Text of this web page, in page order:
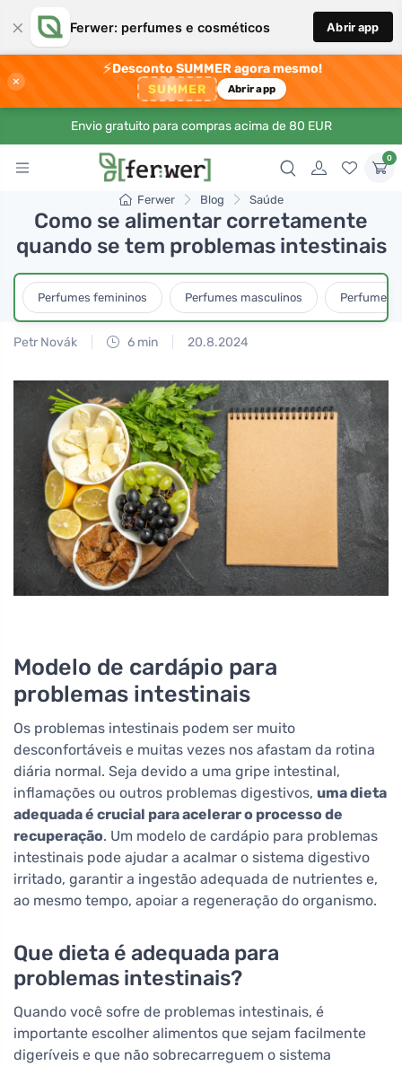
× Ferwer: perfumes e cosméticos Abrir app
×
⚡Desconto SUMMER agora mesmo!
SUMMER Abrir app
Envio gratuito para compras acima de 80 EUR
0
Ferwer Blog Saúde
Como se alimentar corretamente
quando se tem problemas intestinais
Perfumes femininos Perfumes masculinos Perfumes
Petr Novák 6 min 20.8.2024
Modelo de cardápio para
problemas intestinais
Os problemas intestinais podem ser muito
desconfortáveis e muitas vezes nos afastam da rotina
diária normal. Seja devido a uma gripe intestinal,
inflamações ou outros problemas digestivos, uma dieta
adequada é crucial para acelerar o processo de
recuperação. Um modelo de cardápio para problemas
intestinais pode ajudar a acalmar o sistema digestivo
irritado, garantir a ingestão adequada de nutrientes e,
ao mesmo tempo, apoiar a regeneração do organismo.
Que dieta é adequada para
problemas intestinais?
Quando você sofre de problemas intestinais, é
importante escolher alimentos que sejam facilmente
digeríveis e que não sobrecarreguem o sistema